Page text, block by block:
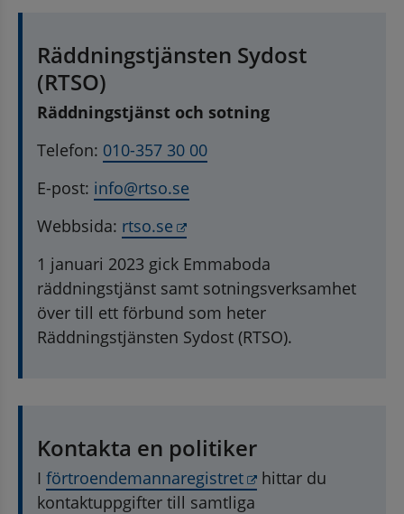
Räddningstjänsten Sydost
(RTSO)
Räddningstjänst och sotning
Telefon: 010-357 30 00
E-post: info@rtso.se
Webbsida: rtso.se
Länk till annan webbplats,
1 januari 2023 gick Emmaboda
räddningstjänst samt sotningsverksamhet
över till ett förbund som heter
Räddningstjänsten Sydost (RTSO).
Kontakta en politiker
I förtroendemannaregistret Länk till annan
hittar du
kontaktuppgifter till samtliga